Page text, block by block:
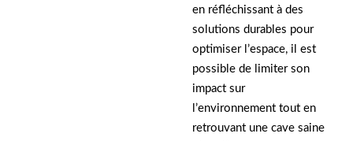
en réfléchissant à des
solutions durables pour
optimiser l’espace, il est
possible de limiter son
impact sur
l’environnement tout en
retrouvant une cave saine